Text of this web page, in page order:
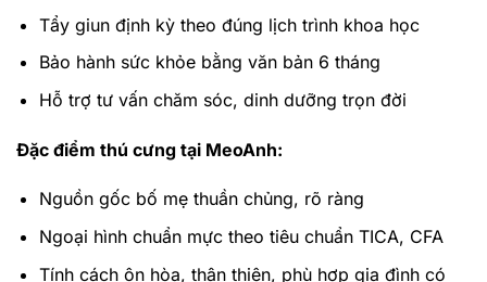
Tẩy giun định kỳ theo đúng lịch trình khoa học
Bảo hành sức khỏe bằng văn bản 6 tháng
Hỗ trợ tư vấn chăm sóc, dinh dưỡng trọn đời
Đặc điểm thú cưng tại MeoAnh:
Nguồn gốc bố mẹ thuần chủng, rõ ràng
Ngoại hình chuẩn mực theo tiêu chuẩn TICA, CFA
Tính cách ôn hòa, thân thiện, phù hợp gia đình có